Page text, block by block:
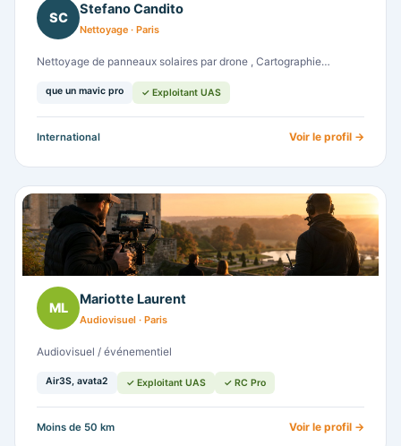
SC
Stefano Candito
Nettoyage · Paris
Nettoyage de panneaux solaires par drone , Cartographie…
que un mavic pro ✓ Exploitant UAS
International Voir le profil →
ML
Mariotte Laurent
Audiovisuel · Paris
Audiovisuel / événementiel
Air3S, avata2 ✓ Exploitant UAS ✓ RC Pro
Moins de 50 km Voir le profil →